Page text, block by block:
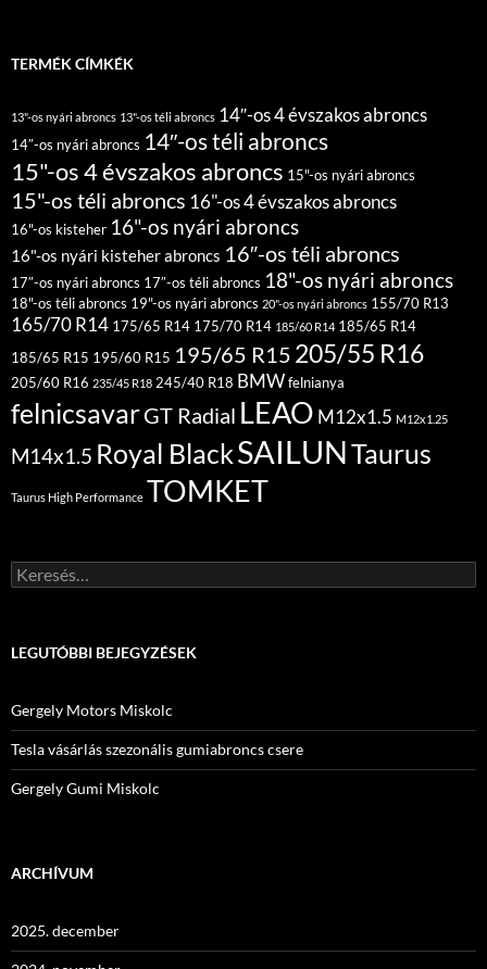
TERMÉK CÍMKÉK
13"-os nyári abroncs 13"-os téli abroncs 14″-os 4 évszakos abroncs
14″-os nyári abroncs 14″-os téli abroncs
15"-os 4 évszakos abroncs 15"-os nyári abroncs
15"-os téli abroncs 16"-os 4 évszakos abroncs
16"-os kisteher 16"-os nyári abroncs
16"-os nyári kisteher abroncs 16″-os téli abroncs
17″-os nyári abroncs 17″-os téli abroncs 18"-os nyári abroncs
18"-os téli abroncs 19"-os nyári abroncs 20"-os nyári abroncs 155/70 R13
165/70 R14 175/65 R14 175/70 R14 185/60 R14 185/65 R14
185/65 R15 195/60 R15 195/65 R15 205/55 R16
205/60 R16 235/45 R18 245/40 R18 BMWfelnianya
felnicsavarGT Radial LEAO M12x1.5 M12x1.25
M14x1.5 Royal BlackSAILUNTaurus
Taurus High Performance TOMKET
Keresés:
LEGUTÓBBI BEJEGYZÉSEK
Gergely Motors Miskolc
Tesla vásárlás szezonális gumiabroncs csere
Gergely Gumi Miskolc
ARCHÍVUM
2025. december